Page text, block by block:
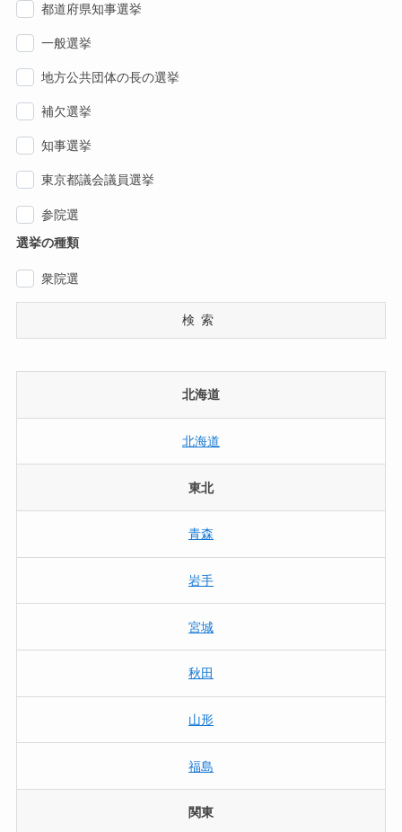
都道府県知事選挙
一般選挙
地方公共団体の長の選挙
補欠選挙
知事選挙
東京都議会議員選挙
参院選
選挙の種類
衆院選
検索
北海道
北海道
東北
青森
岩手
宮城
秋田
山形
福島
関東